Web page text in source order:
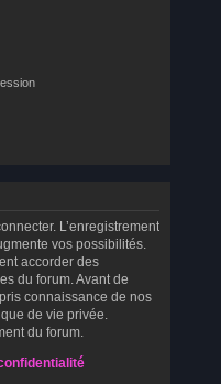
L’enregistrement
vos possibilités.
accorder des
du forum. Avant de
connaissance de nos
de vie privée.
du forum.